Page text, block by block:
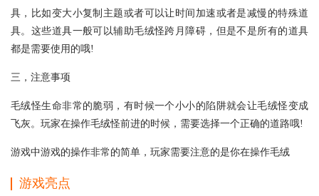
具，比如变大小复制主题或者可以让时间加速或者是减慢的特殊道
具。这些道具一般可以辅助毛绒怪跨月障碍，但是不是所有的道具
都是需要使用的哦!
三，注意事项
毛绒怪生命非常的脆弱，有时候一个小小的陷阱就会让毛绒怪变成
飞灰。玩家在操作毛绒怪前进的时候，需要选择一个正确的道路哦!
游戏中游戏的操作非常的简单，玩家需要注意的是你在操作毛绒
游戏亮点